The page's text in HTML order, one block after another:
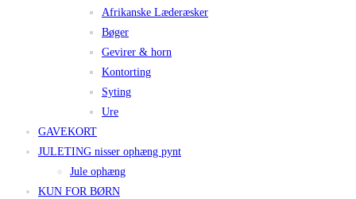
Afrikanske Læderæsker
Bøger
Gevirer & horn
Kontorting
Syting
Ure
GAVEKORT
JULETING nisser ophæng pynt
Jule ophæng
KUN FOR BØRN